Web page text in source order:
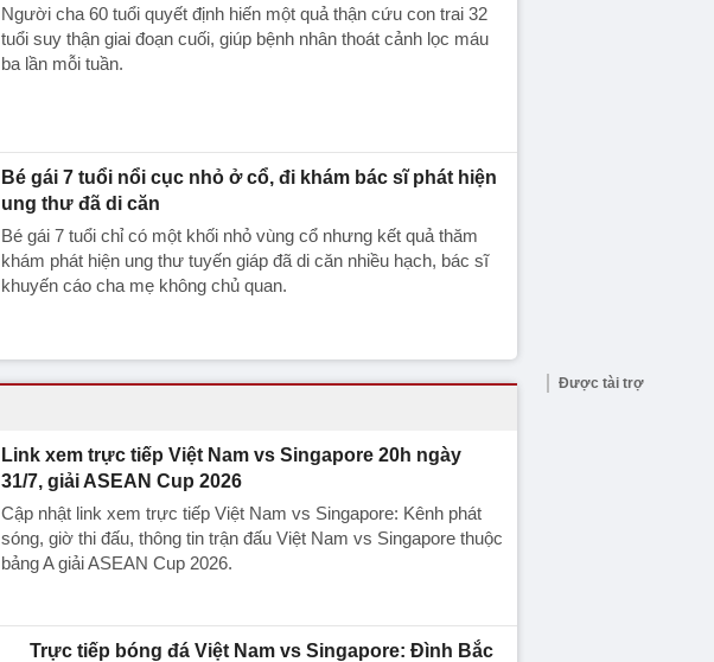
Người cha 60 tuổi quyết định hiến một quả thận cứu con trai 32
tuổi suy thận giai đoạn cuối, giúp bệnh nhân thoát cảnh lọc máu
ba lần mỗi tuần.
Bé gái 7 tuổi nổi cục nhỏ ở cổ, đi khám bác sĩ phát hiện
ung thư đã di căn
Bé gái 7 tuổi chỉ có một khối nhỏ vùng cổ nhưng kết quả thăm
khám phát hiện ung thư tuyến giáp đã di căn nhiều hạch, bác sĩ
khuyến cáo cha mẹ không chủ quan.
Link xem trực tiếp Việt Nam vs Singapore 20h ngày
31/7, giải ASEAN Cup 2026
Cập nhật link xem trực tiếp Việt Nam vs Singapore: Kênh phát
sóng, giờ thi đấu, thông tin trận đấu Việt Nam vs Singapore thuộc
bảng A giải ASEAN Cup 2026.
Trực tiếp bóng đá Việt Nam vs Singapore: Đình Bắc
Được tài trợ